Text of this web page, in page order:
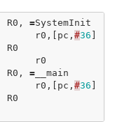
R0 , =SystemInit
r0 ,[ pc , #36
R0
r0
R0 , = __main
r0 ,[ pc , #36
R0